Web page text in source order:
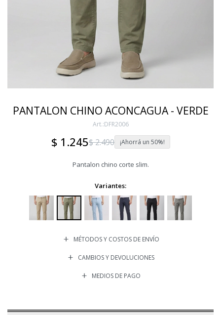
PANTALON CHINO ACONCAGUA - VERDE
DFR2006
$ 1.245$2.490 50
Pantalon chino corte slim.
Variantes:
MÉTODOS Y COSTOS DE ENVÍO
CAMBIOS Y DEVOLUCIONES
MEDIOS DE PAGO